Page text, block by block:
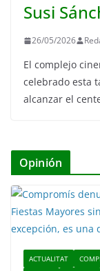
Susi
26/05/2026
El complejo
celebrado esta
alcanzar el
Opinión
ACTUALITAT